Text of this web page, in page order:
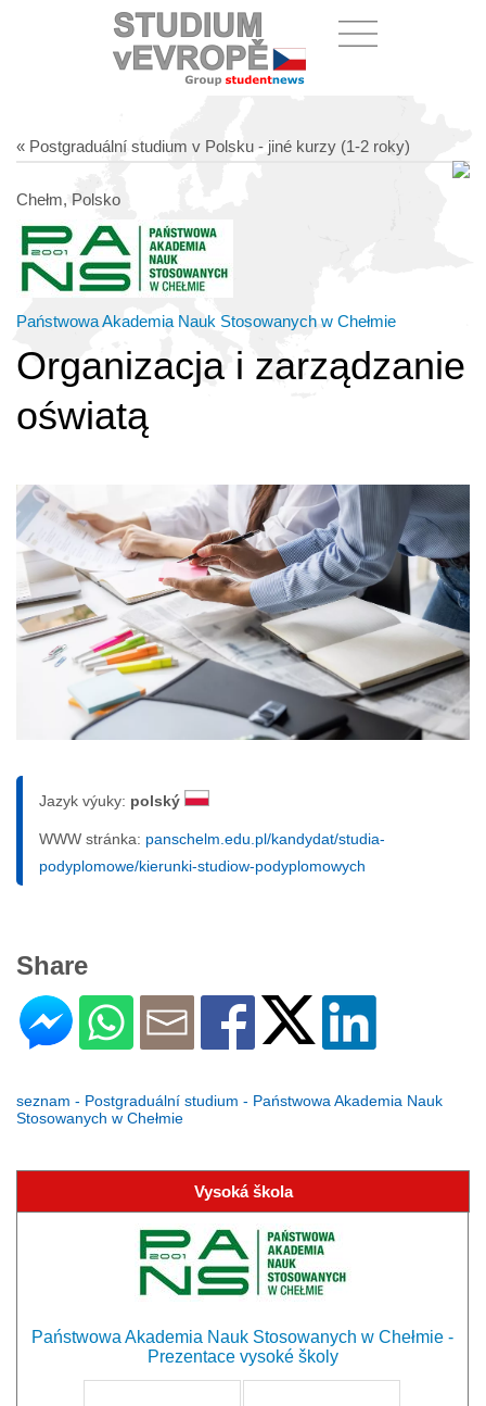
« Postgraduální studium v Polsku - jiné kurzy (1-2 roky)
Chełm, Polsko
Państwowa Akademia Nauk Stosowanych w Chełmie
Organizacja i zarządzanie
oświatą
Jazyk výuky: polský
WWW stránka: panschelm.edu.pl/kandydat/studia-
podyplomowe/kierunki-studiow-podyplomowych
Share
seznam - Postgraduální studium - Państwowa Akademia Nauk
Stosowanych w Chełmie
Vysoká škola
Państwowa Akademia Nauk Stosowanych w Chełmie -
Prezentace vysoké školy